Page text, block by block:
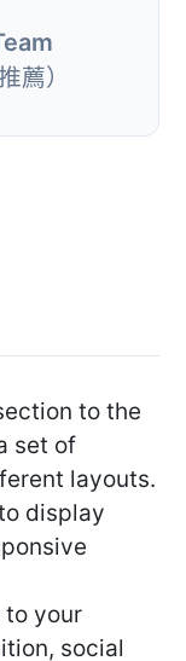
薦）
to the
set of
layouts.
display
to your
social